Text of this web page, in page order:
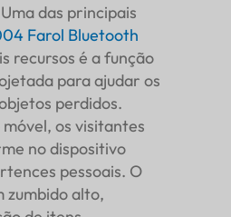
Uma das principais
Farol Bluetooth
recursos é a função
para ajudar os
perdidos.
os visitantes
no dispositivo
pessoais. O
zumbido alto,